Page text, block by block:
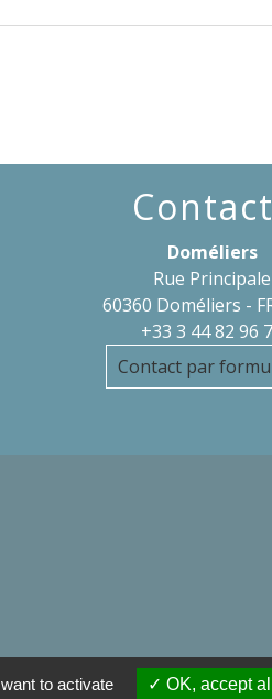
Doméliers
Rue Principale
60360 Doméliers -
+33 3 44 82 96
Contact par
to activate OK, accept all